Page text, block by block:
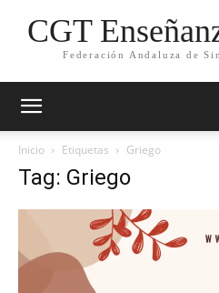
CGT
Federación Andaluza de
Inicio Etiquetas Griego
Tag: Griego